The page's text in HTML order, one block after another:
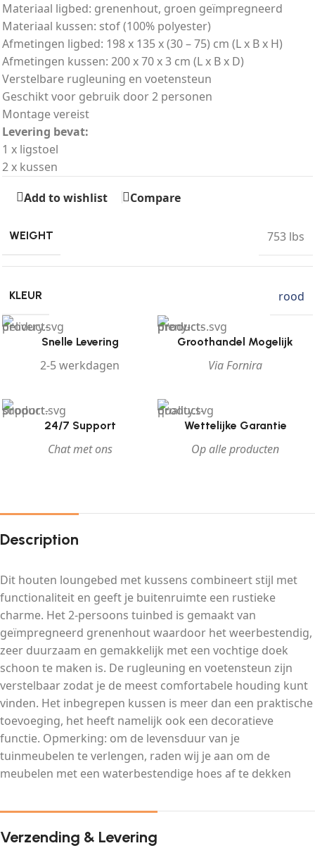
Materiaal ligbed: grenenhout, groen geïmpregneerd
Materiaal kussen: stof (100% polyester)
Afmetingen ligbed: 198 x 135 x (30 – 75) cm (L x B x H)
Afmetingen kussen: 200 x 70 x 3 cm (L x B x D)
Verstelbare rugleuning en voetensteun
Geschikt voor gebruik door 2 personen
Montage vereist
Levering bevat:
1 x ligstoel
2 x kussen
Add to wishlist
Compare
WEIGHT 753 lbs
KLEUR rood
Snelle Levering
2-5 werkdagen
Groothandel Mogelijk
Via Fornira
24/7 Support
Chat met ons
Wettelijke Garantie
Op alle producten
Description
Dit houten loungebed met kussens combineert stijl met
functionaliteit en geeft je buitenruimte een rustieke
charme. Het 2-persoons tuinbed is gemaakt van
geïmpregneerd grenenhout waardoor het weerbestendig,
zeer duurzaam en gemakkelijk met een vochtige doek
schoon te maken is. De rugleuning en voetensteun zijn
verstelbaar zodat je de meest comfortabele houding kunt
vinden. Het inbegrepen kussen is meer dan een praktische
toevoeging, het heeft namelijk ook een decoratieve
functie. Opmerking: om de levensduur van je
tuinmeubelen te verlengen, raden wij je aan om de
meubelen met een waterbestendige hoes af te dekken
Verzending & Levering